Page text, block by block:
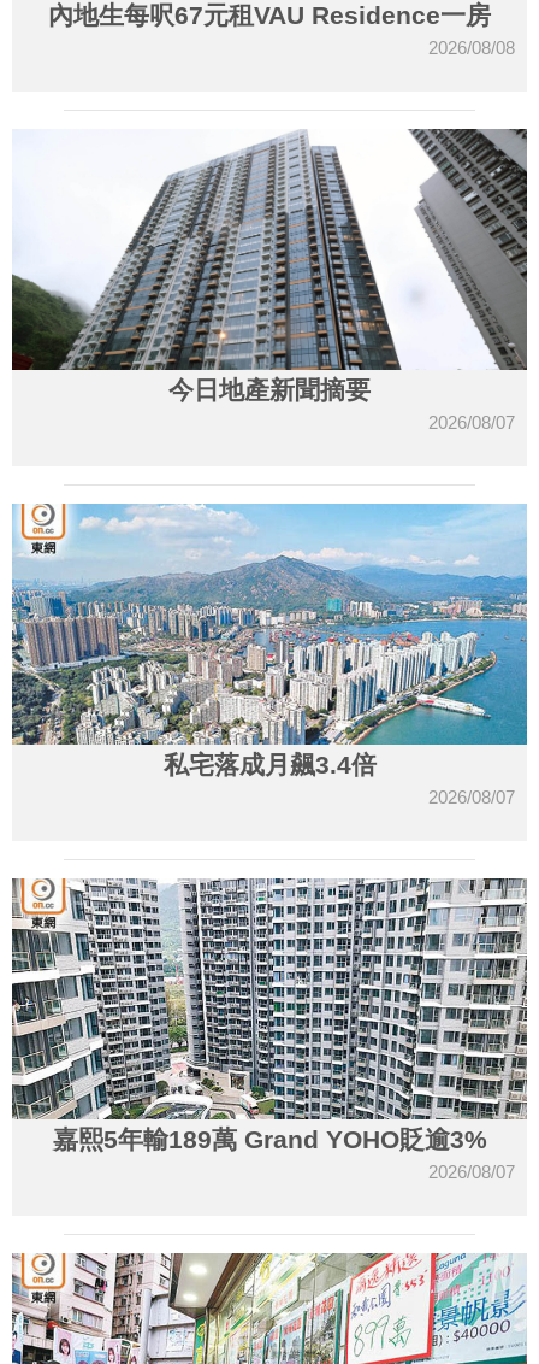
內地生每呎67元租VAU Residence一房
2026/08/08
今日地產新聞摘要
2026/08/07
私宅落成月飆3.4倍
2026/08/07
嘉熙5年輸189萬 Grand YOHO貶逾3%
2026/08/07